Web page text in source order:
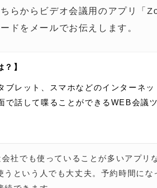
ちらからビデオ会議用のアプリ「
ードをメールでお伝えします。
？】
ブレット、スマホなどのインターネ
で話して喋ることができるWEB会議
社でも使っていることが多いアプリ
うという人でも大丈夫。予約時間に